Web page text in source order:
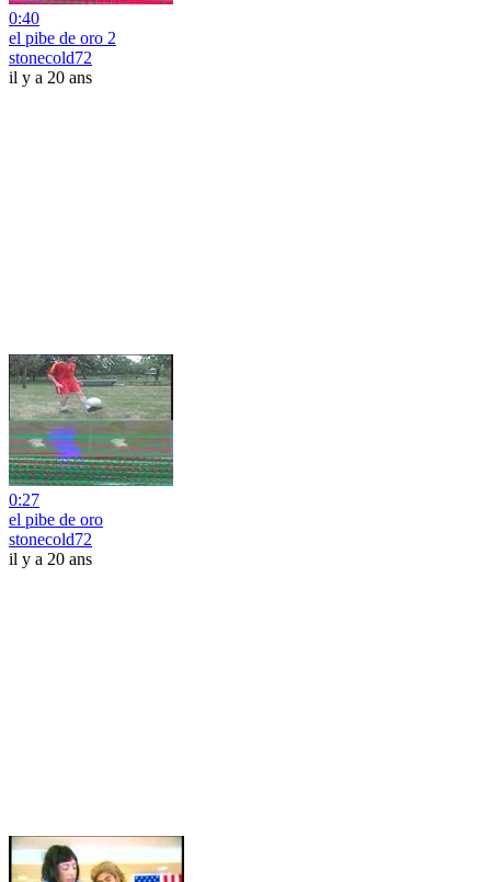
0:40
el pibe de oro 2
stonecold72
il y a 20 ans
0:27
el pibe de oro
stonecold72
il y a 20 ans